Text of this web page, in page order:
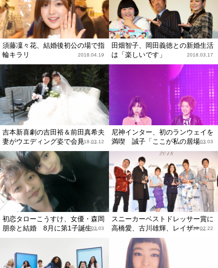
須藤凜々花、結婚後初公の場で指
輪キラリ
2018.04.19
田畑智子、岡田義徳との新婚生活
は「楽しいです」
2018.03.17
吉本新喜劇の吉田裕＆前田真希夫
妻がウエディング姿で会見 ...
2018.03.12
尼神インター、初のランウェイを
満喫 誠子「ここが私の居場...
2018.03.03
初恋タローこうすけ、女優・森岡
朋奈と結婚 8月に第1子誕生...
2018.03.03
スニーカーベストドレッサー賞に
高橋愛、古川雄輝、レイザー...
2018.02.22